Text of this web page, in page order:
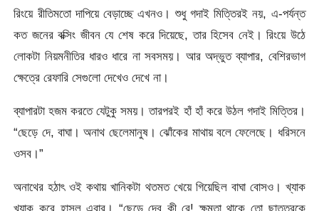
রিংয়ে রীতিমতো দাপিয়ে বেড়াচ্ছে এখনও। শুধু গদাই মিত্তিরই নয়, এ-পর্যন্ত
কত জনের বক্সিং জীবন যে শেষ করে দিয়েছে, তার হিসেব নেই। রিংয়ে উঠে
লোকটা নিয়মনীতির ধারও ধারে না সবসময়। আর অদ্ভুত ব্যাপার, বেশিরভাগ
ক্ষেত্রে রেফারি সেগুলো দেখেও দেখে না।
ব্যাপারটা হজম করতে যেটুকু সময়। তারপরই হাঁ হাঁ করে উঠল গদাই মিত্তির।
“ছেড়ে দে, বাঘা। অনাথ ছেলেমানুষ। ঝোঁকের মাথায় বলে ফেলেছে। ধরিসনে
ওসব।”
অনাথের হঠাৎ ওই কথায় খানিকটা থতমত খেয়ে গিয়েছিল বাঘা বোসও। খ্যাক